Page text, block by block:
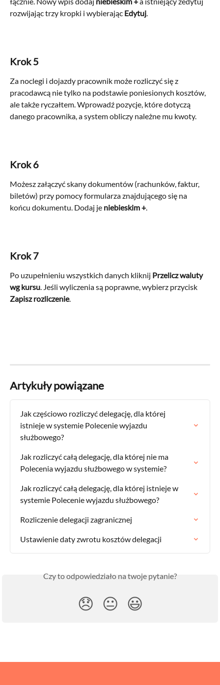
rozwijając trzy kropki i wybierając Edytuj.
Krok 5
Za noclegi i dojazdy pracownik może rozliczyć się z
pracodawcą nie tylko na podstawie poniesionych kosztów,
ale także ryczałtem. Wprowadź pozycje, które dotyczą
danego pracownika, a system obliczy należne mu kwoty.
Krok 6
Możesz załączyć skany dokumentów (rachunków, faktur,
biletów) przy pomocy formularza znajdującego się na
końcu dokumentu. Dodaj je niebieskim +.
Krok 7
Po uzupełnieniu wszystkich danych kliknij Przelicz waluty
wg kursu. Jeśli wyliczenia są poprawne, wybierz przycisk
Zapisz rozliczenie.
Artykuły powiązane
Jak częściowo rozliczyć delegację, dla której
istnieje w systemie Polecenie wyjazdu
służbowego?
Jak rozliczyć całą delegację, dla której nie ma
Polecenia wyjazdu służbowego w systemie?
Jak rozliczyć całą delegację, dla której istnieje w
systemie Polecenie wyjazdu służbowego?
Rozliczenie delegacji zagranicznej
Ustawienie daty zwrotu kosztów delegacji
Czy to odpowiedziało na twoje pytanie?
😞 😐 😃